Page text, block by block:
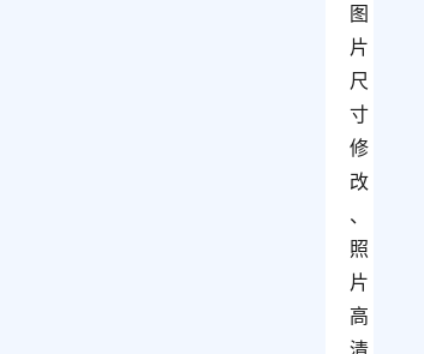
图
片
尺
寸
修
改
、
照
片
高
清